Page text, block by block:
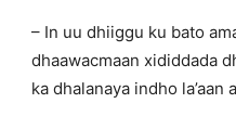
– In uu dhiiggu ku bato
dhaawacmaan xididdada
ka dhalanaya indho la’aan